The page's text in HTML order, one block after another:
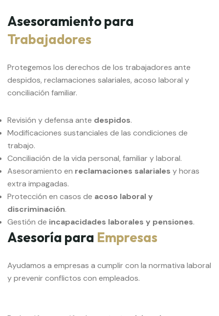
Asesoramiento para
Trabajadores
Protegemos los derechos de los trabajadores ante
despidos, reclamaciones salariales, acoso laboral y
conciliación familiar.
Revisión y defensa ante despidos.
Modificaciones sustanciales de las condiciones de
trabajo.
Conciliación de la vida personal, familiar y laboral.
Asesoramiento en reclamaciones salariales y horas
extra impagadas.
Protección en casos de acoso laboral y
discriminación.
Gestión de incapacidades laborales y pensiones.
Asesoría para Empresas
Ayudamos a empresas a cumplir con la normativa laboral
y prevenir conflictos con empleados.